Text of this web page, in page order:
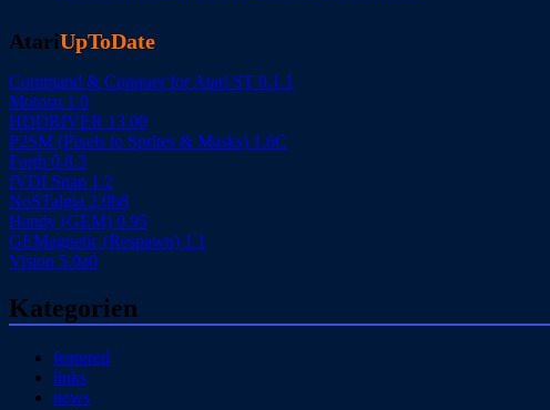
AtariUpToDate
Command & Conquer for Atari ST 0.1.1
Motosu 1.0
HDDRIVER 13.00
P2SM (Pixels to Sprites & Masks) 1.6C
Forth 0.8.3
fVDI Snap 1.2
NoSTalgia 2.0b8
Handy (GEM) 0.95
GEMagnetic (Respawn) 1.1
Vision 5.0a0
Kategorien
featured
links
news